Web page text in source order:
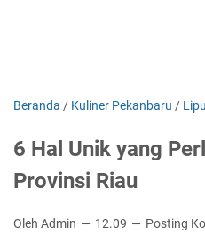
Beranda / Kuliner Pekanbaru /
6 Hal Unik yang
Provinsi Riau
Oleh Admin 12.09 Posting